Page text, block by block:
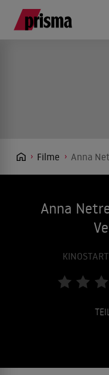
Filme Anna
Anna